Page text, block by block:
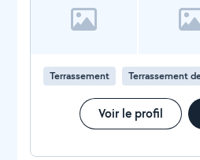
Terrassement Terrassement
Voir le profil